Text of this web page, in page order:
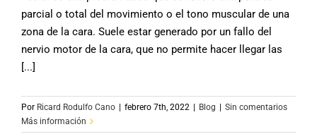
parcial o total del movimiento o el tono muscular de una
zona de la cara. Suele estar generado por un fallo del
nervio motor de la cara, que no permite hacer llegar las
[...]
Por Ricard Rodulfo Cano febrero 7th, 2022 Blog
Sin comentarios
Más información